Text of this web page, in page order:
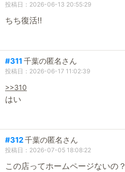
投稿日：2026-06-13 20:55:29
ちち復活‼️
#311 千葉の匿名さん
投稿日：2026-06-17 11:02:39
>>310
はい
#312千葉の匿名さん
投稿日：2026-07-05 18:08:22
この店ってホームページないの？